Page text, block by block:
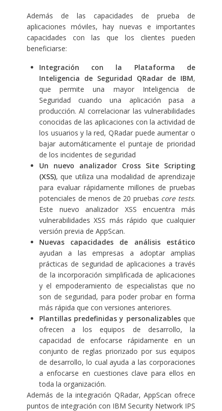
Además de las capacidades de prueba de
aplicaciones móviles, hay nuevas e importantes
capacidades con las que los clientes pueden
beneficiarse:
Integración con la Plataforma de
Inteligencia de Seguridad QRadar de IBM,
que permite una mayor Inteligencia de
Seguridad cuando una aplicación pasa a
producción. Al correlacionar las vulnerabilidades
conocidas de las aplicaciones con la actividad de
los usuarios y la red, QRadar puede aumentar o
bajar automáticamente el puntaje de prioridad
de los incidentes de seguridad
Un nuevo analizador Cross Site Scripting
(XSS), que utiliza una modalidad de aprendizaje
para evaluar rápidamente millones de pruebas
potenciales de menos de 20 pruebas core tests.
Este nuevo analizador XSS encuentra más
vulnerabilidades XSS más rápido que cualquier
versión previa de AppScan.
Nuevas capacidades de análisis estático
ayudan a las empresas a adoptar amplias
prácticas de seguridad de aplicaciones a través
de la incorporación simplificada de aplicaciones
y el empoderamiento de especialistas que no
son de seguridad, para poder probar en forma
más rápida que con versiones anteriores.
Plantillas predefinidas y personalizablesque
ofrecen a los equipos de desarrollo, la
capacidad de enfocarse rápidamente en un
conjunto de reglas priorizado por sus equipos
de desarrollo, lo cual ayuda a las corporaciones
a enfocarse en cuestiones clave para ellos en
toda la organización.
Además de la integración QRadar, AppScan ofrece
puntos de integración con IBM Security Network IPS